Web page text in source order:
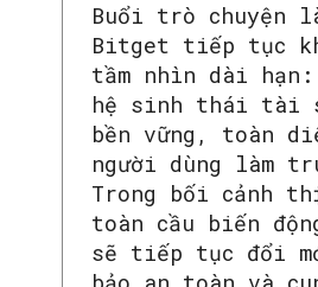
Buổi trò chuyện
Bitget tiếp tục
tầm nhìn dài hạn:
hệ sinh thái tài
bền vững, toàn
người dùng làm
Trong bối cảnh
toàn cầu biến
sẽ tiếp tục đổi